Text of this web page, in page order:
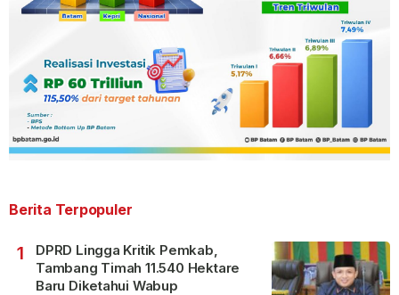
Berita Terpopuler
1
DPRD Lingga Kritik Pemkab,
Tambang Timah 11.540 Hektare
Baru Diketahui Wabup